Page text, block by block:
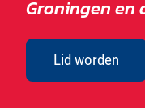
Groningen en
Lid worden